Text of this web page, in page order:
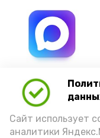
Сайт использует
аналитики
А24 в MAX